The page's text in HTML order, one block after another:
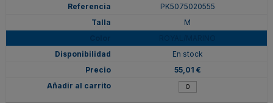
PK5075020555
M
En stock
55,01 €